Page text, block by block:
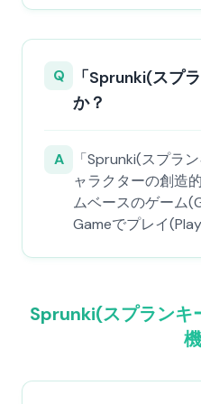
Q
「Sprunki(スプ
か？
A
「Sprunki(スプラ
ャラクターの創造
ムベースのゲーム
Gameでプレイ
Sprunki(スプラン